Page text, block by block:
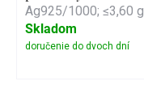
Ag925/1000; ≤3,60 g
Skladom